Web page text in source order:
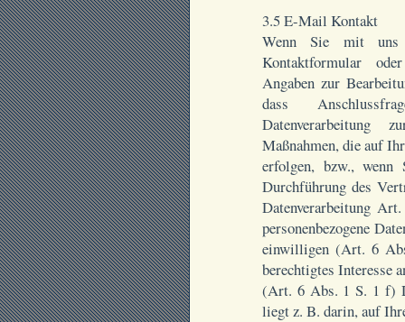
3.5 E-Mail Kontakt
Wenn Sie mit
Kontaktformular
Angaben zur
dass
Datenverarbeitung
Maßnahmen, die auf
erfolgen, bzw.,
Durchführung des
Datenverarbeitung
personenbezogene
einwilligen (Art. 6
berechtigtes Interesse
(Art. 6 Abs. 1 S. 1 f)
liegt z. B. darin, auf